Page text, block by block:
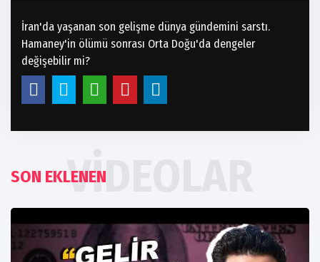
İran'da yaşanan son gelişme dünya gündemini sarstı.
Hamaney'in ölümü sonrası Orta Doğu'da dengeler
değişebilir mi?
SON EKLENENVIDEOLAR